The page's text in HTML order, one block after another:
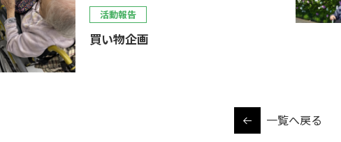
活動報告
買い物企画
一覧へ戻る